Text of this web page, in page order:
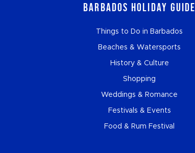
Barbados Holiday Guide
Things to Do in Barbados
Beaches & Watersports
History & Culture
Shopping
Weddings & Romance
Festivals & Events
Food & Rum Festival